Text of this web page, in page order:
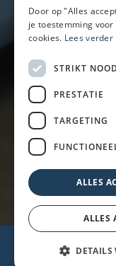
Aperol spritz
Lunch
Borrel met hapjes
BBQ
Buffet
Walking dinner
Cookiebeleid -
Door op "Alles
je toestemming
cookies. Lees verder
STRIKT
PRESTATIE
TARGETING
ALLES
ALLES
DETAILS